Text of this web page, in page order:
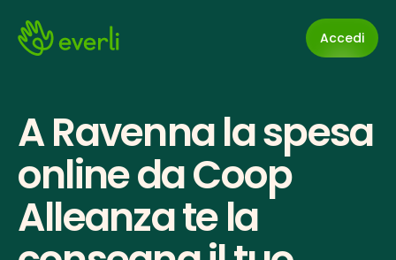
Accedi
A Ravenna la spesa
online da Coop
Alleanza te la